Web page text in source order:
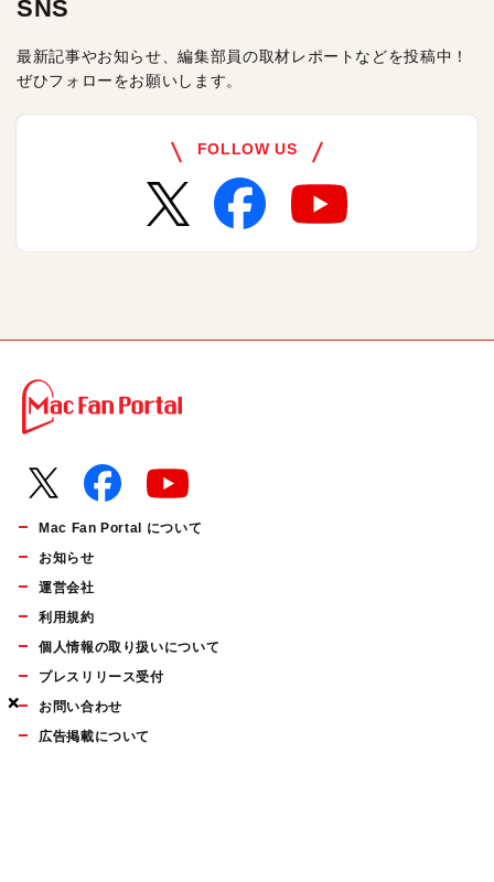
×
×
×
SNS
最新記事やお知らせ、編集部員の取材レポートなどを投稿中！
ぜひフォローをお願いします。
FOLLOW US
Mac Fan Portal について
お知らせ
運営会社
利用規約
個人情報の取り扱いについて
プレスリリース受付
お問い合わせ
広告掲載について